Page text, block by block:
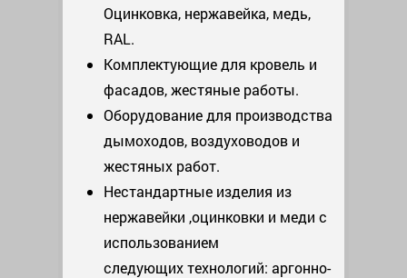
Оцинковка, нержавейка, медь,
RAL.
Комплектующие для кровель и
фасадов, жестяные работы.
Оборудование для производства
дымоходов, воздуховодов и
жестяных работ.
Нестандартные изделия из
нержавейки ,оцинковки и меди с
использованием
следующих технологий: аргонно-